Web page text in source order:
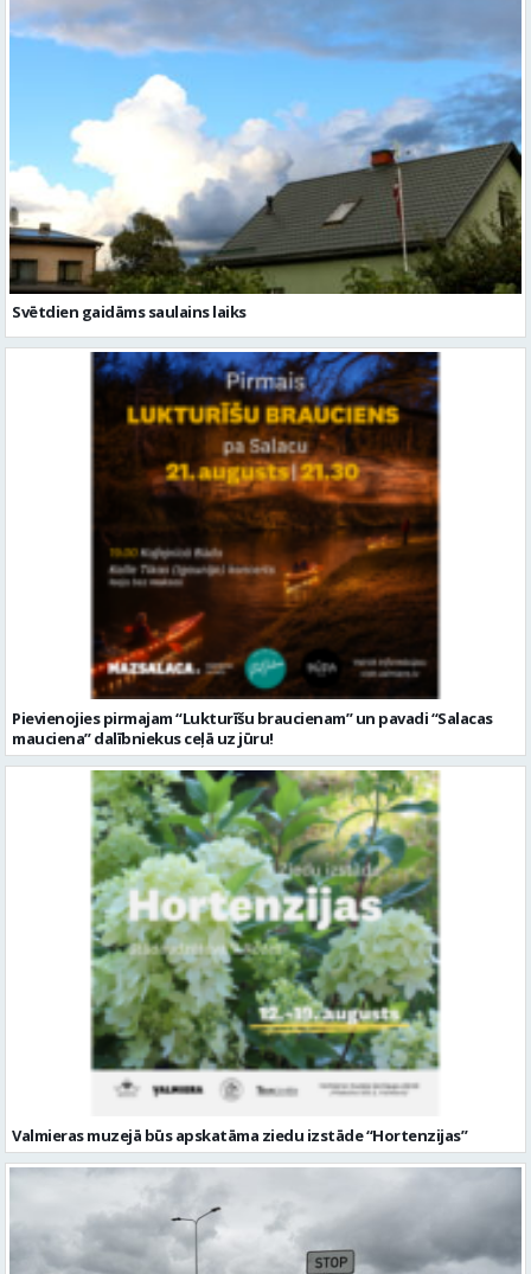
Svētdien gaidāms saulains laiks
Pievienojies pirmajam “Lukturīšu braucienam” un pavadi “Salacas
mauciena” dalībniekus ceļā uz jūru!
Valmieras muzejā būs apskatāma ziedu izstāde “Hortenzijas”